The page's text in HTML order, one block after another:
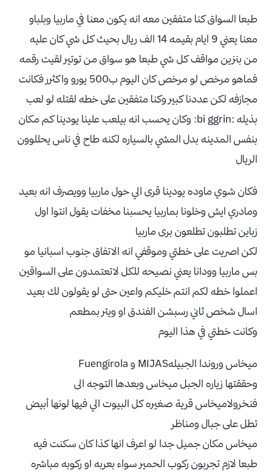
طبعا السواق كنا متفقين معه انه يكون معنا في ماربيا وبلباو
معنا يعني 9 ايام بقيمه 14 الف ريال بحيث كل شي كان عليه
من بنزين مواقف كل شي طبعا هو سواق من توتير لقيت رقمه
فماهو مرخص لو مرخص كان اليوم ب500 يورو واكثرر فكانت
مجازفه لكن عددنا كبير وكنا متفقين على خطه لقتله لو لعب
بذيله :bi ggrin: وكان يحسب انه بيلعب علينا يودينا كم مكان
بنفس المدينه بدل المشي بالسياره لكنه طاح في ناس يحللوون
الريال
فكان شوي ماوده يودينا قرى الي حول ماربيا وويصرف انه بعيد
ومادري ايش وخلونا بماربيا يحسبنا مخفات يقول انتوا اول
زباين تطلبون تطلعون برى ماربيا
لكن اصريت على خطتي وموقفي انه الاتفاق جنوب اسبانيا مو
بس ماربيا وودانا يعني نصيحه للكل لاتعتمدون على السواقين
اعملوا خطه لكم انتم خليكم واعين حتى لو يقولون لك بعيد
اسال شخص ثاني رسبشن الفندق او ويتر بمطعم
وكانت خطتي في هذا اليوم
ميخاس وروندا الجبيلهMIJAS و Fuengirola
وحققتها زياره الجبل ميخاس وبعدها التوجه الى
فنخرولاميخاس قرية صغيره كل البيوت الي فيها لونها أبيض
تطل على جبال ومناظر
ميخاس مكان جميل جدا لو اعرف انها كذا كان سكنت فيه
طبعا لازم تجربون ركوب الحمير سواء بعربه او ركوبه مباشره